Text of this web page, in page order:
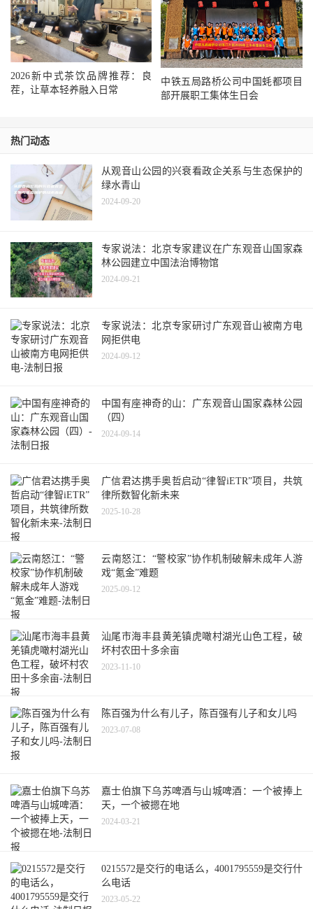
2026新中式茶饮品牌推荐：良
茬，让草本轻养融入日常
中铁五局路桥公司中国蚝都项目
部开展职工集体生日会
热门动态
从观音山公园的兴衰看政企关系与生态保护的
绿水青山
2024-09-20
专家说法：北京专家建议在广东观音山国家森
林公园建立中国法治博物馆
2024-09-21
专家说法：北京专家研讨广东观音山被南方电
网拒供电
2024-09-12
中国有座神奇的山：广东观音山国家森林公园
（四）
2024-09-14
广信君达携手奥哲启动“律智iETR”项目，共筑
律所数智化新未来
2025-10-28
云南怒江：“警校家”协作机制破解未成年人游
戏“氪金”难题
2025-09-12
汕尾市海丰县黄羌镇虎噉村湖光山色工程，破
坏村农田十多余亩
2023-11-10
陈百强为什么有儿子，陈百强有儿子和女儿吗
2023-07-08
嘉士伯旗下乌苏啤酒与山城啤酒：一个被捧上
天，一个被摁在地
2024-03-21
0215572是交行的电话么，4001795559是交行什
么电话
2023-05-22